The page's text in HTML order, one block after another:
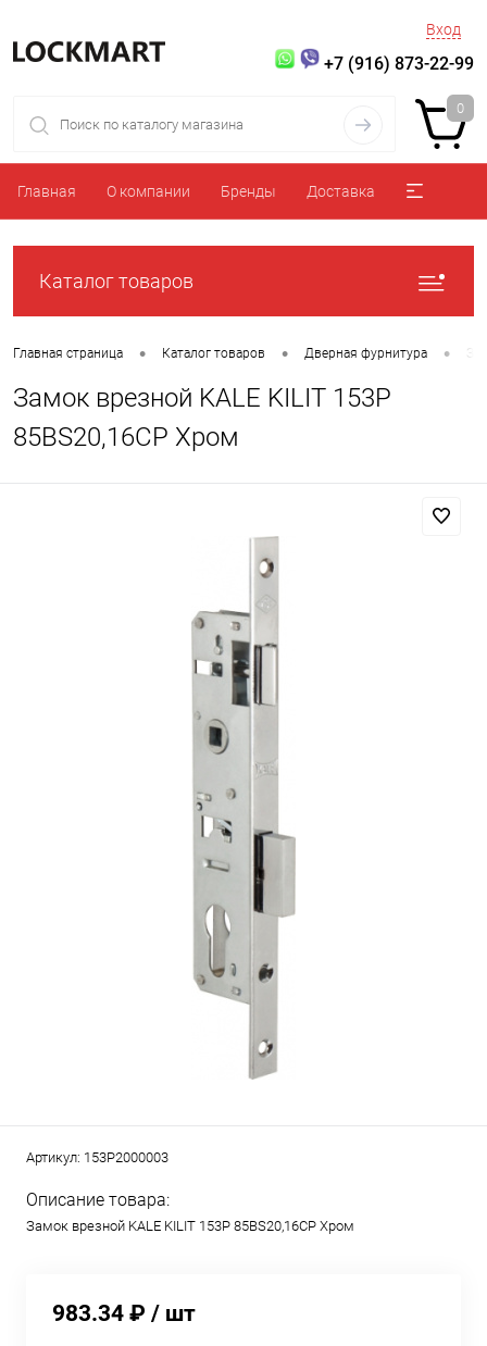
Вход
+7 (916) 873-22-99
0
Главная О компании Бренды Доставка
Каталог товаров
Главная страница • Каталог товаров • Дверная фурнитура •
Замок врезной KALE KILIT 153P
85BS20,16CP Хром
Артикул: 153P2000003
Описание товара:
Замок врезной KALE KILIT 153P 85BS20,16CP Хром
983.34 ₽ / шт